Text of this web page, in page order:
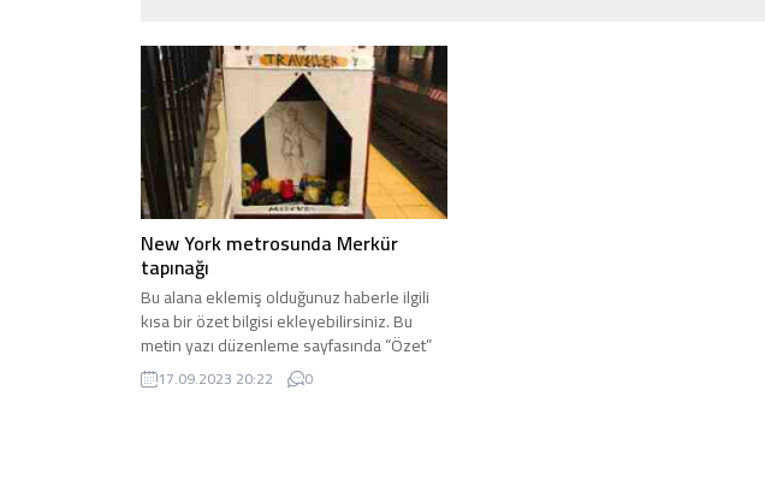
New York metrosunda Merkür
tapınağı
Bu alana eklemiş olduğunuz haberle ilgili
kısa bir özet bilgisi ekleyebilirsiniz. Bu
metin yazı düzenleme sayfasında “Özet”
bölümünden eklenebilir. Özet eklenmişse
başlık altında kalın olarak bu şekilde
17.09.2023 20:22 0